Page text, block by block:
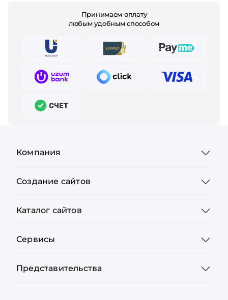
Принимаем оплату
любым удобным способом
Компания
Создание сайтов
Каталог сайтов
Сервисы
Представительства